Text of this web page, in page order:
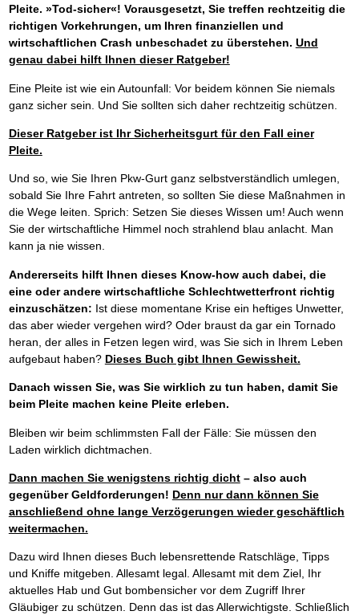
Pleite. »Tod-sicher«! Vorausgesetzt, Sie treffen rechtzeitig die
richtigen Vorkehrungen, um Ihren finanziellen und
wirtschaftlichen Crash unbeschadet zu überstehen. Und
genau dabei hilft Ihnen dieser Ratgeber!
Eine Pleite ist wie ein Autounfall: Vor beidem können Sie niemals
ganz sicher sein. Und Sie sollten sich daher rechtzeitig schützen.
Dieser Ratgeber ist Ihr Sicherheitsgurt für den Fall einer
Pleite.
Und so, wie Sie Ihren Pkw-Gurt ganz selbstverständlich umlegen,
sobald Sie Ihre Fahrt antreten, so sollten Sie diese Maßnahmen in
die Wege leiten. Sprich: Setzen Sie dieses Wissen um! Auch wenn
Sie der wirtschaftliche Himmel noch strahlend blau anlacht. Man
kann ja nie wissen.
Andererseits hilft Ihnen dieses Know-how auch dabei, die
eine oder andere wirtschaftliche Schlechtwetterfront richtig
einzuschätzen: Ist diese momentane Krise ein heftiges Unwetter,
das aber wieder vergehen wird? Oder braust da gar ein Tornado
heran, der alles in Fetzen legen wird, was Sie sich in Ihrem Leben
aufgebaut haben? Dieses Buch gibt Ihnen Gewissheit.
Danach wissen Sie, was Sie wirklich zu tun haben, damit Sie
beim Pleite machen keine Pleite erleben.
Bleiben wir beim schlimmsten Fall der Fälle: Sie müssen den
Laden wirklich dichtmachen.
Dann machen Sie wenigstens richtig dicht – also auch
gegenüber Geldforderungen! Denn nur dann können Sie
anschließend ohne lange Verzögerungen wieder geschäftlich
weitermachen.
Dazu wird Ihnen dieses Buch lebensrettende Ratschläge, Tipps
und Kniffe mitgeben. Allesamt legal. Allesamt mit dem Ziel, Ihr
aktuelles Hab und Gut bombensicher vor dem Zugriff Ihrer
Gläubiger zu schützen. Denn das ist das Allerwichtigste. Schließlich